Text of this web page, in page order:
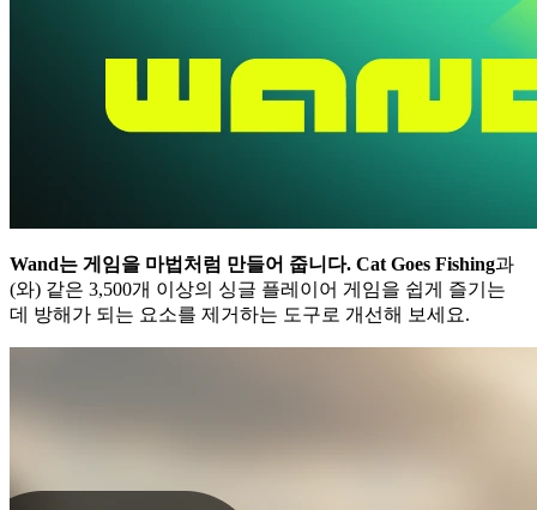
Wand는 게임을 마법처럼 만들어 줍니다. Cat Goes Fishing과
(와) 같은 3,500개 이상의 싱글 플레이어 게임을 쉽게 즐기는
데 방해가 되는 요소를 제거하는 도구로 개선해 보세요.